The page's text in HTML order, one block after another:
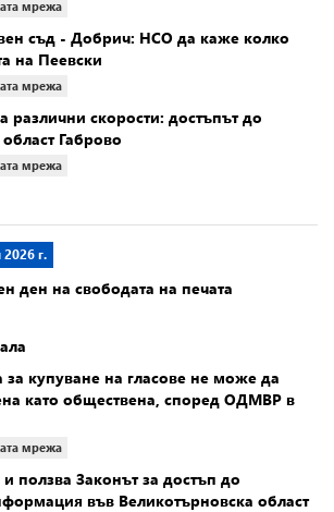
мрежа
съд - Добрич: НСО да каже колко
на Пеевски
мрежа
различни скорости: достъпът до
Габрово
мрежа
г.
ден на свободата на печата
купуване на гласове не може да
като обществена, според ОДМВР в
мрежа
ползва Законът за достъп до
във Великотърновска област